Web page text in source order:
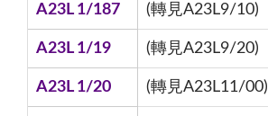
A23L 1/187 (轉見A23L9/10)
A23L 1/19 (轉見A23L9/20)
A23L 1/20 (轉見A23L11/00)